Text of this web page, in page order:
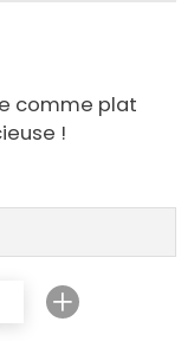
comme plat
!